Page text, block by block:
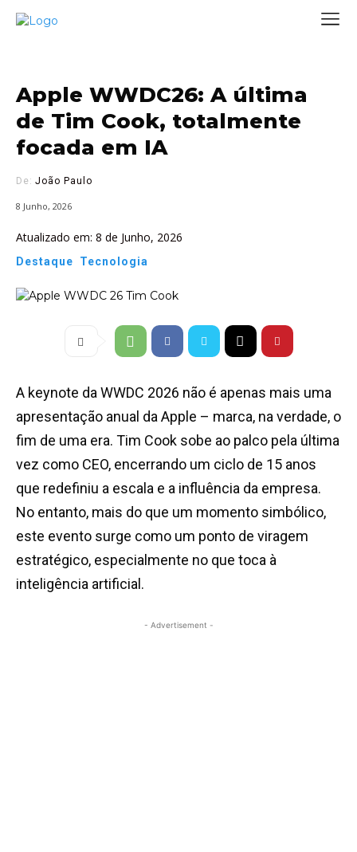
Apple WWDC26: A última
de Tim Cook, totalmente
focada em IA
De: João Paulo
8 Junho, 2026
Atualizado em: 8 de Junho, 2026
Destaque Tecnologia
A keynote da WWDC 2026 não é apenas mais uma
apresentação anual da Apple – marca, na verdade, o
fim de uma era. Tim Cook sobe ao palco pela última
vez como CEO, encerrando um ciclo de 15 anos
que redefiniu a escala e a influência da empresa.
No entanto, mais do que um momento simbólico,
este evento surge como um ponto de viragem
estratégico, especialmente no que toca à
inteligência artificial.
- Advertisement -